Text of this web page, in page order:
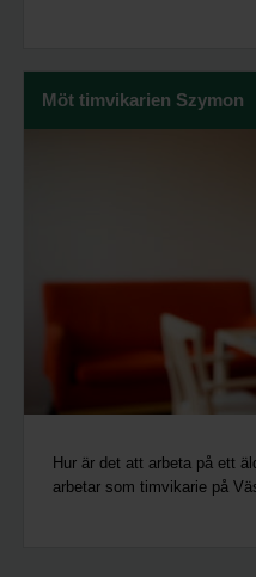
Möt timvikarien Szymon
Hur är det att arbeta på ett
arbetar som timvikarie på